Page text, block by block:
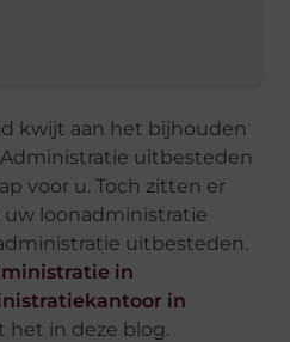
kwijt aan het bijhouden
uitbesteden
voor u. Toch zitten er
uw loonadministratie
uitbesteden.
in
in
het in deze blog.